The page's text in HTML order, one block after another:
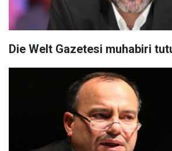
Die Welt Gazetesi muhabiri